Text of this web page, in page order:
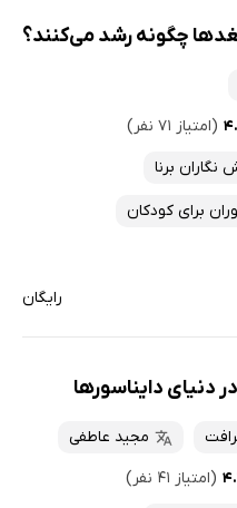
چگونه رشد می‌کنند؟
(امتیاز ۷۱ نفر)
نگاران برنا
برای کودکان
رایگان
دنیای دایناسورها
مجید عاطفی
(امتیاز ۴۱ نفر)